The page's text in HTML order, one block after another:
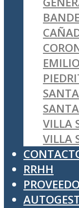
VILLA
VILLA
RRHH